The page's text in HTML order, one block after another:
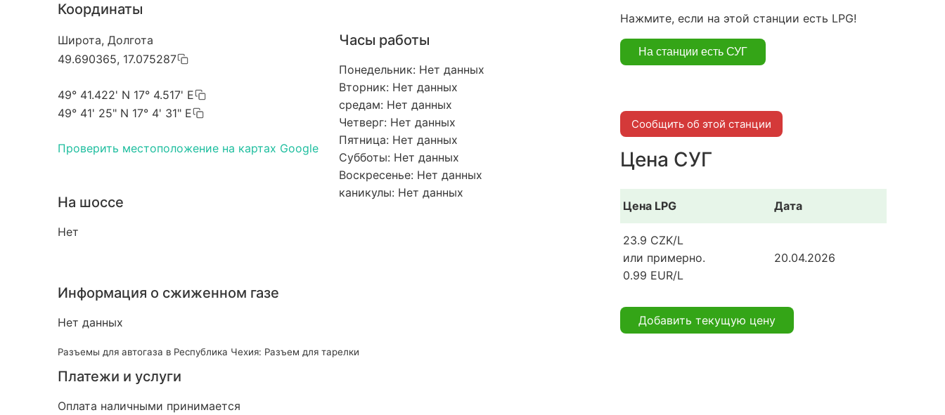
Координаты
Широта, Долгота
49.690365, 17.075287
49° 41.422' N 17° 4.517' E
49° 41' 25" N 17° 4' 31" E
Проверить местоположение на картах Google
На шоссе
Нет
Часы работы
Понедельник: Нет данных
Вторник: Нет данных
средам: Нет данных
Четверг: Нет данных
Пятница: Нет данных
Субботы: Нет данных
Воскресенье: Нет данных
каникулы: Нет данных
Информация о сжиженном газе
Нет данных
Разъемы для автогаза в Республика Чехия: Разъем для тарелки
Платежи и услуги
Оплата наличными принимается
Нажмите, если на этой станции есть LPG!
Сообщить об этой станции
Цена СУГ
Цена LPG Дата
23.9 CZK/L
или примерно.
0.99 EUR/L
20.04.2026
Добавить текущую цену